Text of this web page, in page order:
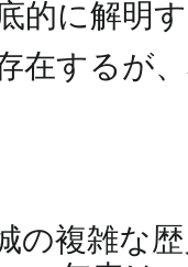
的に解明
在するが
の複雑な